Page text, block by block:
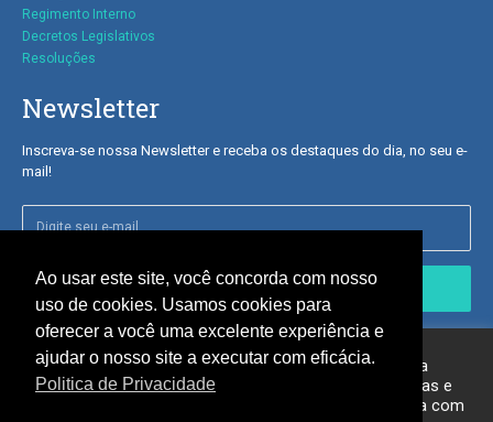
Regimento Interno
Decretos Legislativos
Resoluções
Newsletter
Inscreva-se nossa Newsletter e receba os destaques do dia, no seu e-
mail!
Inscrever-se
Nós respeitamos sua privacidade.
Usamos cookies em nosso site para oferecer a você a
experiência mais relevante, lembrando suas preferências e
visitas repetidas. Ao clicar em “Aceitar”, você concorda com
Ao usar este site, você concorda com nosso
uso de cookies. Usamos cookies para
oferecer a você uma excelente experiência e
ajudar o nosso site a executar com eficácia.
Politica de Privacidade